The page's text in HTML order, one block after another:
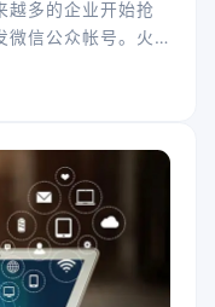
越多的企业开始抢
微信公众帐号。火
户以及提高了企